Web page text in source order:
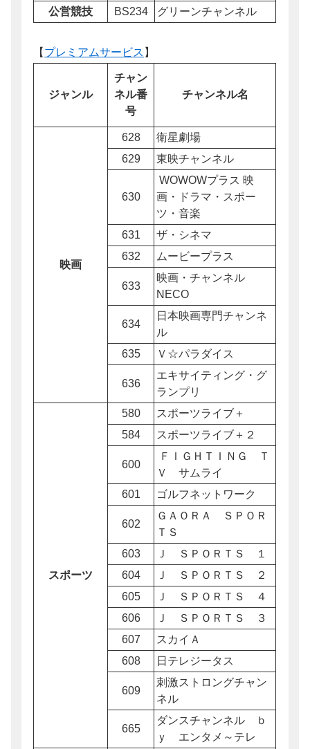
公営競技
BS234 グリーンチャンネル
【 プレミアムサービス 】
ジャンル
チャン
ネル番
号
チャンネル名
映画
628
衛星劇場
629
東映チャンネル
630
WOWOWプラス 映
画・ドラマ・スポー
ツ・音楽
631
ザ・シネマ
632
ムービープラス
633
映画・チャンネル
NECO
634
日本映画専門チャンネ
ル
635
Ｖ☆パラダイス
636
エキサイティング・グ
ランプリ
スポーツ
580
スポーツライブ＋
584
スポーツライブ＋２
600
ＦＩＧＨＴＩＮＧ Ｔ
Ｖ サムライ
601
ゴルフネットワーク
602
ＧＡＯＲＡ ＳＰＯＲ
ＴＳ
603
Ｊ ＳＰＯＲＴＳ １
604
Ｊ ＳＰＯＲＴＳ ２
605
Ｊ ＳＰＯＲＴＳ ４
606
Ｊ ＳＰＯＲＴＳ ３
607
スカイＡ
608
日テレジータス
609
刺激ストロングチャン
ネル
665
ダンスチャンネル ｂ
ｙ エンタメ～テレ